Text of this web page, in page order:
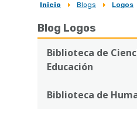
Sobrescribir
enlaces
de
ayuda
Inicio Blogs Logos
Blog Logos
Biblioteca de
Educación
Biblioteca de